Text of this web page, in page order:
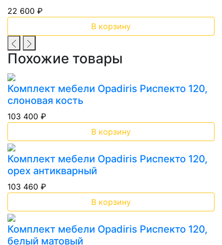
22 600 ₽
В корзину
Похожие товары
Комплект мебели Opadiris Риспекто 120,
слоновая кость
103 400 ₽
В корзину
Комплект мебели Opadiris Риспекто 120,
орех антикварный
103 460 ₽
В корзину
Комплект мебели Opadiris Риспекто 120,
белый матовый